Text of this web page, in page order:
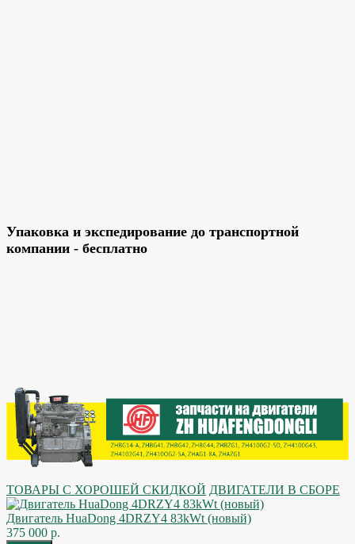
Упаковка и экспедирование до транспортной
компании - бесплатно
ТОВАРЫ С ХОРОШЕЙ СКИДКОЙ ДВИГАТЕЛИ В СБОРЕ
Двигатель HuaDong 4DRZY4 83kWt (новый)
375 000 р.